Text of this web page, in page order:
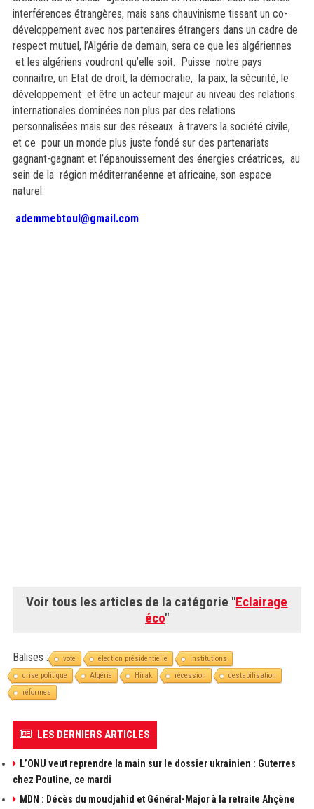
interférences étrangères, mais sans chauvinisme tissant un co-
développement avec nos partenaires étrangers dans un cadre de
respect mutuel, l’Algérie de demain, sera ce que les algériennes
et les algériens voudront qu’elle soit. Puisse notre pays
connaitre, un Etat de droit, la démocratie, la paix, la sécurité, le
développement et être un acteur majeur au niveau des relations
internationales dominées non plus par des relations
personnalisées mais sur des réseaux à travers la société civile,
et ce pour un monde plus juste fondé sur des partenariats
gagnant-gagnant et l’épanouissement des énergies créatrices, au
sein de la région méditerranéenne et africaine, son espace
naturel.
ademmebtoul@gmail.com
Voir tous les articles de la catégorie "Eclairage
éco"
Balises : vote élection présidentielle
institutions
crise politique
Algérie Hirak récession
destabilisation
réformes
LES DERNIERS ARTICLES
L’ONU veut reprendre la main sur le dossier ukrainien : Guterres
chez Poutine, ce mardi
MDN : Décès du moudjahid et Général-Major à la retraite Ahçène